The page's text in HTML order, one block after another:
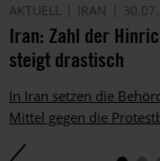
AKTUELL IRAN
Iran: Zahl der
steigt drastisch
In Iran setzen die
Mittel gegen die